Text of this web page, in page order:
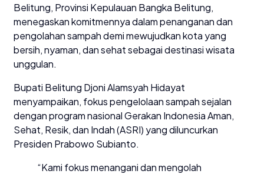
Belitung, Provinsi Kepulauan Bangka Belitung,
menegaskan komitmennya dalam penanganan dan
pengolahan sampah demi mewujudkan kota yang
bersih, nyaman, dan sehat sebagai destinasi wisata
unggulan.
Bupati Belitung Djoni Alamsyah Hidayat
menyampaikan, fokus pengelolaan sampah sejalan
dengan program nasional Gerakan Indonesia Aman,
Sehat, Resik, dan Indah (ASRI) yang diluncurkan
Presiden Prabowo Subianto.
“Kami fokus menangani dan mengolah